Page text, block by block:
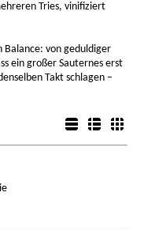
Tries, vinifiziert
Balance: von geduldiger
ein großer Sauternes erst
Takt schlagen –
Listenansicht